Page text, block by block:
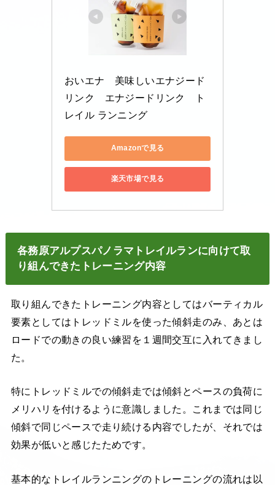
おいエナ　美味しいエナジード
リンク　エナジードリンク　ト
レイル ランニング
Amazonで見る
楽天市場で見る
各務原アルプスパノラマ トレイルランに向けて取
り組んできたトレーニング内容
取り組んできたトレーニング内容としてはバーティカル
要素としてはトレッドミルを使った傾斜走のみ、あとは
ロードでの動きの良い練習を１週間交互に入れてきまし
た。
特にトレッドミルでの傾斜走では傾斜とペースの負荷に
メリハリを付けるように意識しました。これまでは同じ
傾斜で同じペースで走り続ける内容でしたが、それでは
効果が低いと感じたためです。
基本的なトレイルランニングのトレーニングの流れは以